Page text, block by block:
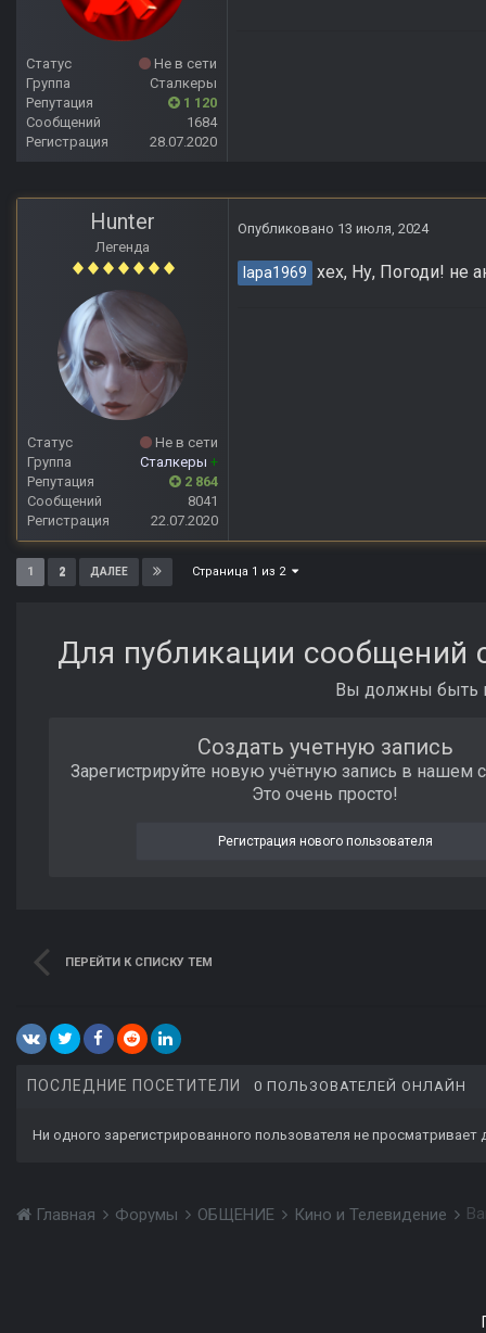
Статус
Не в сети
Группа
Сталкеры
Репутация
1 120
Сообщений
1684
Регистрация
28.07.2020
Hunter
Легенда
Статус
Не в сети
Группа
Сталкеры +
Репутация
2 864
Сообщений
8041
Регистрация
22.07.2020
Опубликовано 13 июля, 2024
lapa1969 хех, Ну, Погоди! не
1 2 ДАЛЕЕ Страница 1 из 2
Для публикации сообщений
Вы должны быть
Создать учетную запись
Зарегистрируйте новую учётную запись в нашем
Это очень просто!
Регистрация нового пользователя
ПЕРЕЙТИ К СПИСКУ ТЕМ
ПОСЛЕДНИЕ ПОСЕТИТЕЛИ 0 ПОЛЬЗОВАТЕЛЕЙ ОНЛАЙН
Ни одного зарегистрированного пользователя не просматривает
Главная Форумы ОБЩЕНИЕ Кино и Телевидение